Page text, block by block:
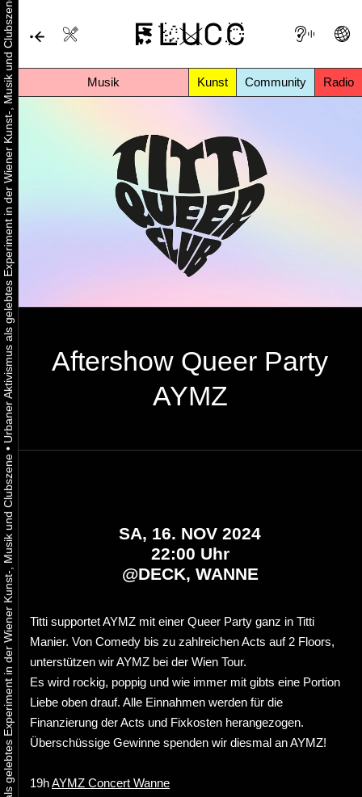
Musik Kunst Community Radio
Urbaner Aktivismus als gelebtes Experiment in der Wiener Kunst-, Musik und Clubszene
•
Urbaner Aktivismus als gelebtes Experiment in der Wiener Kunst-, Musik und Clubszene
Aftershow Queer Party
AYMZ
SA, 16. NOV 2024
22:00 Uhr
@DECK, WANNE
Titti supportet AYMZ mit einer Queer Party ganz in Titti
Manier. Von Comedy bis zu zahlreichen Acts auf 2 Floors,
unterstützen wir AYMZ bei der Wien Tour.
Es wird rockig, poppig und wie immer mit gibts eine Portion
Liebe oben drauf. Alle Einnahmen werden für die
Finanzierung der Acts und Fixkosten herangezogen.
Überschüssige Gewinne spenden wir diesmal an AYMZ!
19hAYMZ Concert Wanne